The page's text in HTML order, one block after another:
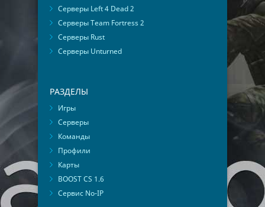
Серверы Left 4 Dead 2
Серверы Team Fortress 2
Серверы Rust
Серверы Unturned
РАЗДЕЛЫ
Игры
Серверы
Команды
Профили
Карты
BOOST CS 1.6
Сервис No-IP